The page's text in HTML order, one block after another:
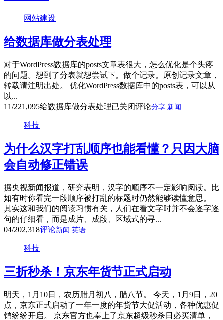
网站建设
给数据库做分表处理
对于WordPress数据库的posts文章表很大，怎么优化是个头疼
的问题。想到了分表就想尝试下。做个记录。原创记录文章，
转载请注明出处。 优化WordPress数据库中的posts表，可以从
以...
11/221,095给数据库做分表处理已关闭评论分享 新闻
科技
为什么汉字打乱顺序也能看懂？只因大脑
会自动修正错误
据央视新闻报道，研究表明，汉字的顺序不一定影响阅读。比
如有时你看完一段顺序被打乱的标题时仍然能够读懂意思。
其实这和我们的阅读习惯有关，人们在看文字时并不会逐字逐
句的仔细看，而是成片、成段、区域式的寻...
04/202,318评论新闻 英语
科技
三折秒杀！京东年货节正式启动
明天，1月10日，农历腊月初八，腊八节。 今天，1月9日，20
点，京东正式启动了一年一度的年货节大促活动，各种优惠促
销纷纷开启。 京东官方也奉上了京东超级秒杀日必买清单，